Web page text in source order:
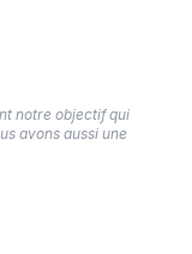
notre objectif qui
avons aussi une